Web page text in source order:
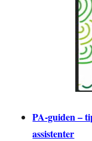
PA-guiden –
assistenter